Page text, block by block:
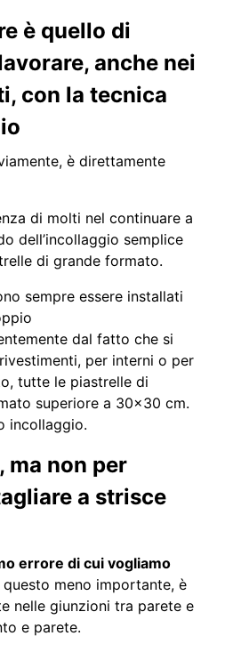
è quello di
anche nei
con la tecnica
è direttamente
di molti nel continuare a
dell’incollaggio semplice
di grande formato.
sempre essere installati
dal fatto che si
per interni o per
tutte le piastrelle di
superiore a 30×30 cm.
incollaggio.
ma non per
a strisce
errore di cui vogliamo
questo meno importante, è
nelle giunzioni tra parete e
e parete.